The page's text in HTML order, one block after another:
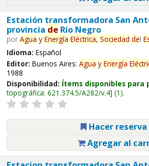
Estación transformadora San
provincia deRío Negro
por Agua y Energía Eléctrica, Sociedad del
Idioma: Español
Editor: Buenos Aires: Agua y Energía
1988
Disponibilidad: Ítems disponibles para
topográfica: 621.374.5/A282/v.4 (1).
Hacer reserva
Agregar al